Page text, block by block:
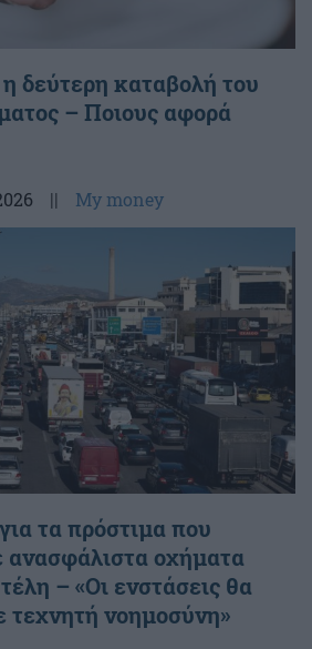
δεύτερη καταβολή του
– Ποιους αφορά
|| My money
τα πρόστιμα που
ανασφάλιστα οχήματα
– «Οι ενστάσεις θα
τεχνητή νοημοσύνη»